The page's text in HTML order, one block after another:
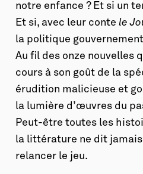
notre enfance ? Et si un
Et si, avec leur contele
la politique
Au fil des onze nouvelles
cours à son goût de la
érudition malicieuse et
la lumière d’œuvres du
Peut-être toutes les
la littérature ne dit
relancer le jeu.